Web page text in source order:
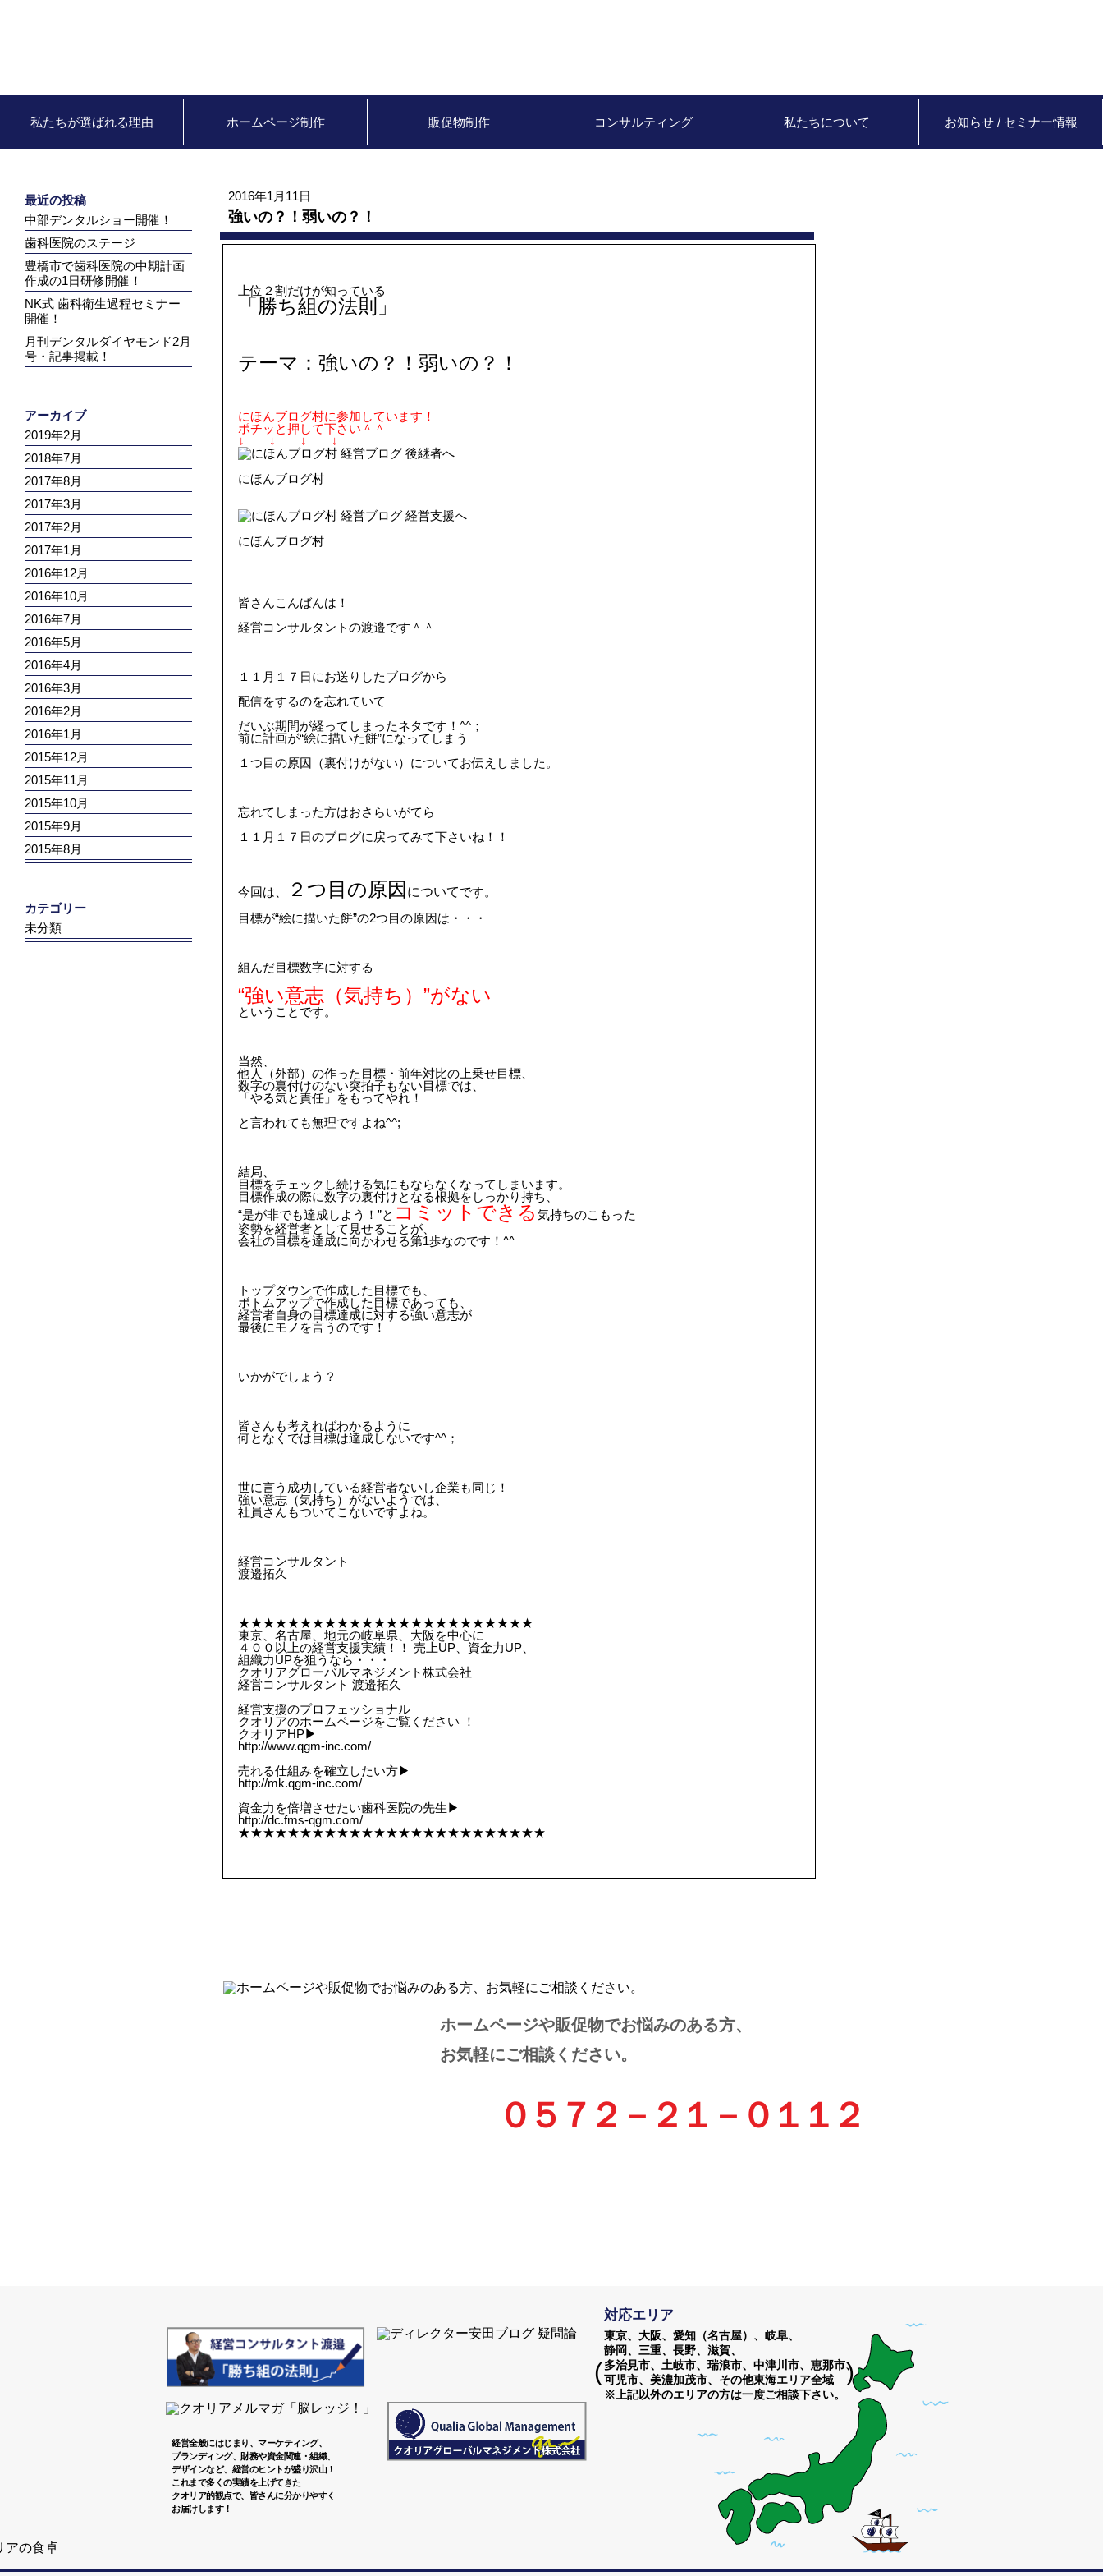
私たちが選ばれる理由 ホームページ制作 販促物制作 コンサルティング 私たちについて お知らせ / セミナー情報
最近の投稿
中部デンタルショー開催！
歯科医院のステージ
豊橋市で歯科医院の中期計画
作成の1日研修開催！
NK式 歯科衛生過程セミナー
開催！
月刊デンタルダイヤモンド2月
号・記事掲載！
アーカイブ
2019年2月
2018年7月
2017年8月
2017年3月
2017年2月
2017年1月
2016年12月
2016年10月
2016年7月
2016年5月
2016年4月
2016年3月
2016年2月
2016年1月
2015年12月
2015年11月
2015年10月
2015年9月
2015年8月
カテゴリー
未分類
2016年1月11日
強いの？！弱いの？！
上位２割だけが知っている
「勝ち組の法則」
テーマ：強いの？！弱いの？！
にほんブログ村に参加しています！
ポチッと押して下さい＾＾
↓ ↓ ↓ ↓
にほんブログ村
にほんブログ村
皆さんこんばんは！
経営コンサルタントの渡邉です＾＾
１１月１７日にお送りしたブログから
配信をするのを忘れていて
だいぶ期間が経ってしまったネタです！^^；
前に計画が“絵に描いた餅”になってしまう
１つ目の原因（裏付けがない）についてお伝えしました。
忘れてしまった方はおさらいがてら
１１月１７日のブログに戻ってみて下さいね！！
今回は、 ２つ目の原因 についてです。
目標が“絵に描いた餅”の2つ目の原因は・・・
組んだ目標数字に対する
“強い意志（気持ち）”がない
ということです。
当然、
他人（外部）の作った目標・前年対比の上乗せ目標、
数字の裏付けのない突拍子もない目標では、
「やる気と責任」をもってやれ！
と言われても無理ですよね^^;
結局、
目標をチェックし続ける気にもならなくなってしまいます。
目標作成の際に数字の裏付けとなる根拠をしっかり持ち、
“是が非でも達成しよう！”と コミットできる 気持ちのこもった
姿勢を経営者として見せることが、
会社の目標を達成に向かわせる第1歩なのです！^^
トップダウンで作成した目標でも、
ボトムアップで作成した目標であっても、
経営者自身の目標達成に対する強い意志が
最後にモノを言うのです！
いかがでしょう？
皆さんも考えればわかるように
何となくでは目標は達成しないです^^；
世に言う成功している経営者ないし企業も同じ！
強い意志（気持ち）がないようでは、
社員さんもついてこないですよね。
経営コンサルタント
渡邉拓久
★★★★★★★★★★★★★★★★★★★★★★★★
東京、名古屋、地元の岐阜県、大阪を中心に
４００以上の経営支援実績！！ 売上UP、資金力UP、
組織力UPを狙うなら・・・
クオリアグローバルマネジメント株式会社
経営コンサルタント 渡邉拓久
経営支援のプロフェッショナル
クオリアのホームページをご覧ください ！
クオリアHP▶︎
http://www.qgm-inc.com/
売れる仕組みを確立したい方▶︎
http://mk.qgm-inc.com/
資金力を倍増させたい歯科医院の先生▶︎
http://dc.fms-qgm.com/
★★★★★★★★★★★★★★★★★★★★★★★★★
ホームページや販促物でお悩みのある方、
お気軽にご相談ください。
０５７２－２１－０１１２
経営全般にはじまり、マーケティング、
ブランディング、財務や資金関連・組織、
デザインなど、経営のヒントが盛り沢山！
これまで多くの実績を上げてきた
クオリア的観点で、皆さんに分かりやすく
対応エリア
( )
東京、大阪、愛知（名古屋）、岐阜、
静岡、三重、長野、滋賀、
多治見市、土岐市、瑞浪市、中津川市、恵那市、
可児市、美濃加茂市、その他東海エリア全域